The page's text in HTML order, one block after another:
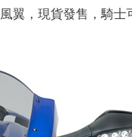
翼，現貨發售，騎士